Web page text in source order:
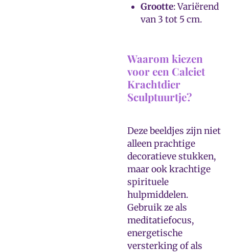
Grootte: Variërend
van 3 tot 5 cm.
Waarom kiezen
voor een Calciet
Krachtdier
Sculptuurtje?
Deze beeldjes zijn niet
alleen prachtige
decoratieve stukken,
maar ook krachtige
spirituele
hulpmiddelen.
Gebruik ze als
meditatiefocus,
energetische
versterking of als